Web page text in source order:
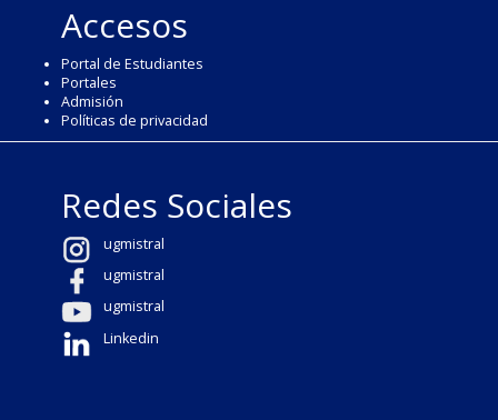
Accesos
Portal de Estudiantes
Portales
Admisión
Políticas de privacidad
Redes Sociales
ugmistral
ugmistral
ugmistral
Linkedin